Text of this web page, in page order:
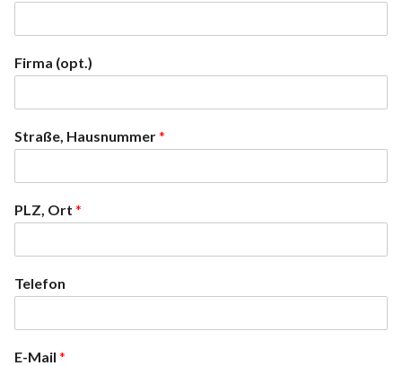
Firma (opt.)
Straße, Hausnummer*
PLZ, Ort *
Telefon
E-Mail *